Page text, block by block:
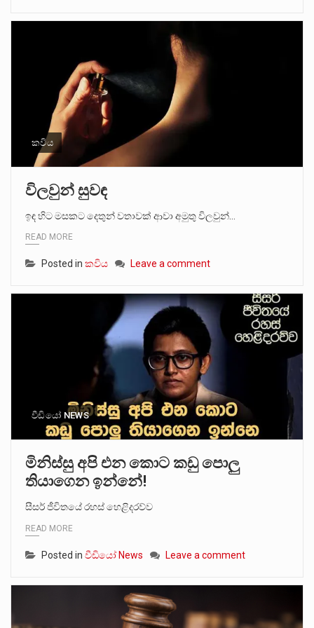
කවිය
විලවුන් සුවඳ
ඉඳ හිට මසකට දෙතුන් වතාවක් ආවා අමුතු විලවුන්…
READ MORE
Posted in කවිය Leave a comment
වීඩියෝ NEWS
මිනිස්සු අපි එන කොට කඩු පොලු
තියාගෙන ඉන්නේ!
සීසර් ජීවිතයේ රහස් හෙළිදරව්ව
READ MORE
Posted in වීඩියෝ News Leave a comment